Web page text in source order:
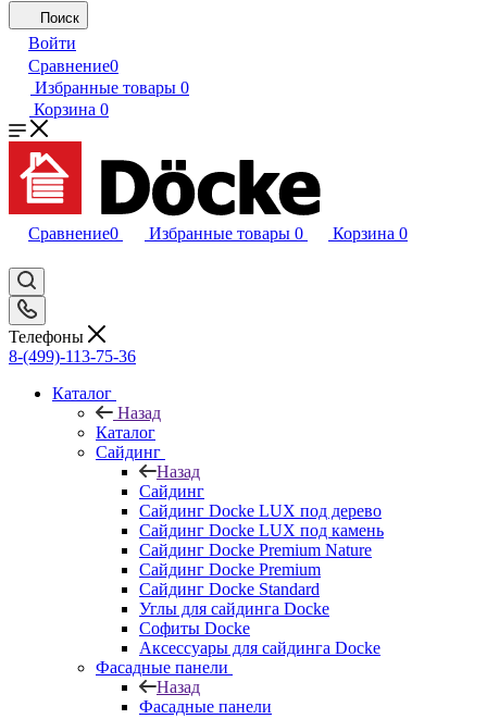
Поиск
Войти
Сравнение0
Избранные товары 0
Корзина 0
Сравнение0 Избранные товары 0 Корзина 0
Телефоны
8-(499)-113-75-36
Каталог
Назад
Каталог
Сайдинг
Назад
Сайдинг
Сайдинг Docke LUX под дерево
Сайдинг Docke LUX под камень
Сайдинг Docke Premium Nature
Сайдинг Docke Premium
Сайдинг Docke Standard
Углы для сайдинга Docke
Софиты Docke
Аксессуары для сайдинга Docke
Фасадные панели
Назад
Фасадные панели